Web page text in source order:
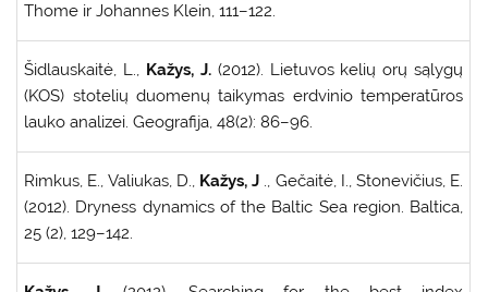
Thome ir Johannes Klein, 111–122.
Šidlauskaitė, L., Kažys, J. (2012). Lietuvos kelių orų sąlygų
(KOS) stotelių duomenų taikymas erdvinio temperatūros
lauko analizei. Geografija, 48(2): 86–96.
Rimkus, E., Valiukas, D., Kažys, J ., Gečaitė, I., Stonevičius, E.
(2012). Dryness dynamics of the Baltic Sea region. Baltica,
25 (2), 129–142.